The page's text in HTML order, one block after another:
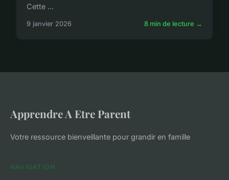
Cette ...
9 janvier 2026 8 min de lecture →
Apprendre A Etre Parent
Votre ressource bienveillante pour grandir en famille
NAVIGATION